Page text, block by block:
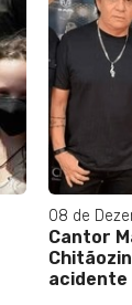
08 de
Cantor
acidente